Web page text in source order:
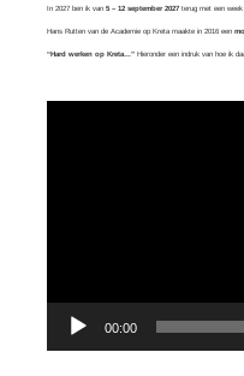
In 2027 ben ik van 5 – 12 september 2027 terug met een week
Hans Rutten van de Academie op Kreta maakte in 2016 een
“Hard werken op Kreta…” Hieronder een indruk van hoe ik
00:00